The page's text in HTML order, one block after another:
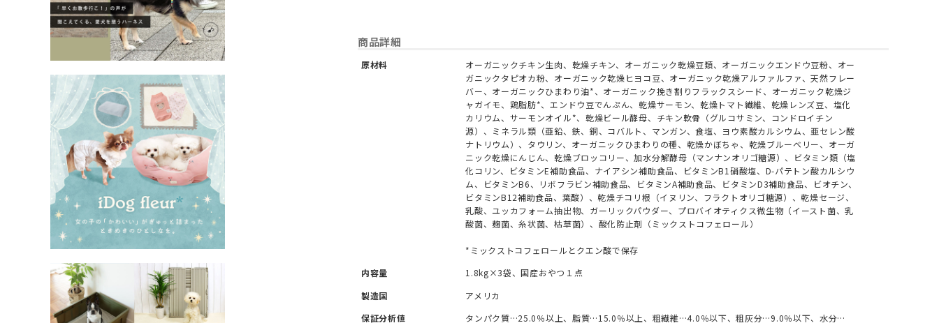
商品詳細
原材料
オーガニックチキン生肉、乾燥チキン、オーガニック乾燥豆類、オーガニックエンドウ豆粉、オー
ガニックタピオカ粉、オーガニック乾燥ヒヨコ豆、オーガニック乾燥アルファルファ、天然フレー
バー、オーガニックひまわり油*、オーガニック挽き割りフラックスシード、オーガニック乾燥ジ
ャガイモ、鶏脂肪*、エンドウ豆でんぷん、乾燥サーモン、乾燥トマト繊維、乾燥レンズ豆、塩化
カリウム、サーモンオイル*、乾燥ビール酵母、チキン軟骨（グルコサミン、コンドロイチン
源）、ミネラル類（亜鉛、鉄、銅、コバルト、マンガン、食塩、ヨウ素酸カルシウム、亜セレン酸
ナトリウム）、タウリン、オーガニックひまわりの種、乾燥かぼちゃ、乾燥ブルーベリー、オーガ
ニック乾燥にんじん、乾燥ブロッコリー、加水分解酵母（マンナンオリゴ糖源）、ビタミン類（塩
化コリン、ビタミンE補助食品、ナイアシン補助食品、ビタミンB1硝酸塩、D-パテトン酸カルシウ
ム、ビタミンB6、リボフラビン補助食品、ビタミンA補助食品、ビタミンD3補助食品、ビオチン、
ビタミンB12補助食品、葉酸）、乾燥チコリ根（イヌリン、フラクトオリゴ糖源）、乾燥セージ、
乳酸、ユッカフォーム抽出物、ガーリックパウダー、プロバイオティクス微生物（イースト菌、乳
酸菌、麹菌、糸状菌、枯草菌）、酸化防止剤（ミックストコフェロール）
*ミックストコフェロールとクエン酸で保存
内容量
1.8kg×3袋、国産おやつ１点
製造国
アメリカ
保証分析値
タンパク質…25.0％以上、脂質…15.0％以上、粗繊維…4.0％以下、粗灰分…9.0％以下、水分…